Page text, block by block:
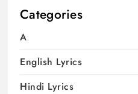
Categories
A
English Lyrics
Hindi Lyrics